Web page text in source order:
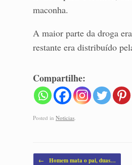
maconha.
A maior parte da droga
restante era distribuído
Compartilhe:
Posted in Noticias
Post navigation
← Homem mata o pai, duas…